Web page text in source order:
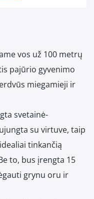
vos už 100 metrų
pajūrio gyvenimo
miegamieji ir
svetainė-
su virtuve, taip
tinkančią
to, bus įrengta 15
grynu oru ir